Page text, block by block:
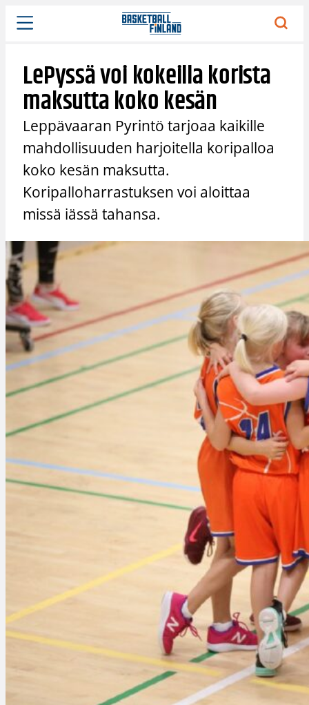
Siirry
sisältöön
LePyssä voi kokeilla korista
maksutta koko kesän
Leppävaaran Pyrintö tarjoaa kaikille
mahdollisuuden harjoitella koripalloa
koko kesän maksutta.
Koripalloharrastuksen voi aloittaa
missä iässä tahansa.